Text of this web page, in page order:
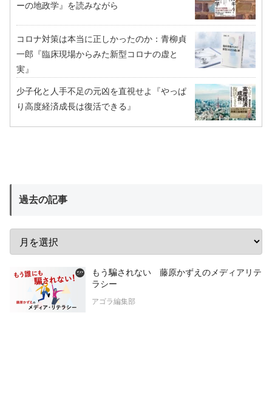
ーの地政学』を読みながら
コロナ対策は本当に正しかったのか：青柳貞
一郎『臨床現場からみた新型コロナの虚と
実』
少子化と人手不足の元凶を直視せよ『やっぱ
り高度経済成長は復活できる』
過去の記事
もう騙されない 藤原かずえのメディアリテ
ラシー
アゴラ編集部